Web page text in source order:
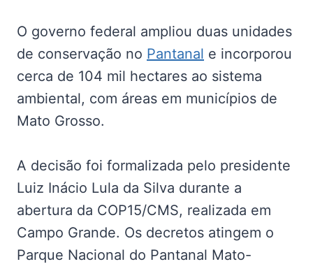
O governo federal ampliou duas unidades
de conservação no Pantanal e incorporou
cerca de 104 mil hectares ao sistema
ambiental, com áreas em municípios de
Mato Grosso.
A decisão foi formalizada pelo presidente
Luiz Inácio Lula da Silva durante a
abertura da COP15/CMS, realizada em
Campo Grande. Os decretos atingem o
Parque Nacional do Pantanal Mato-